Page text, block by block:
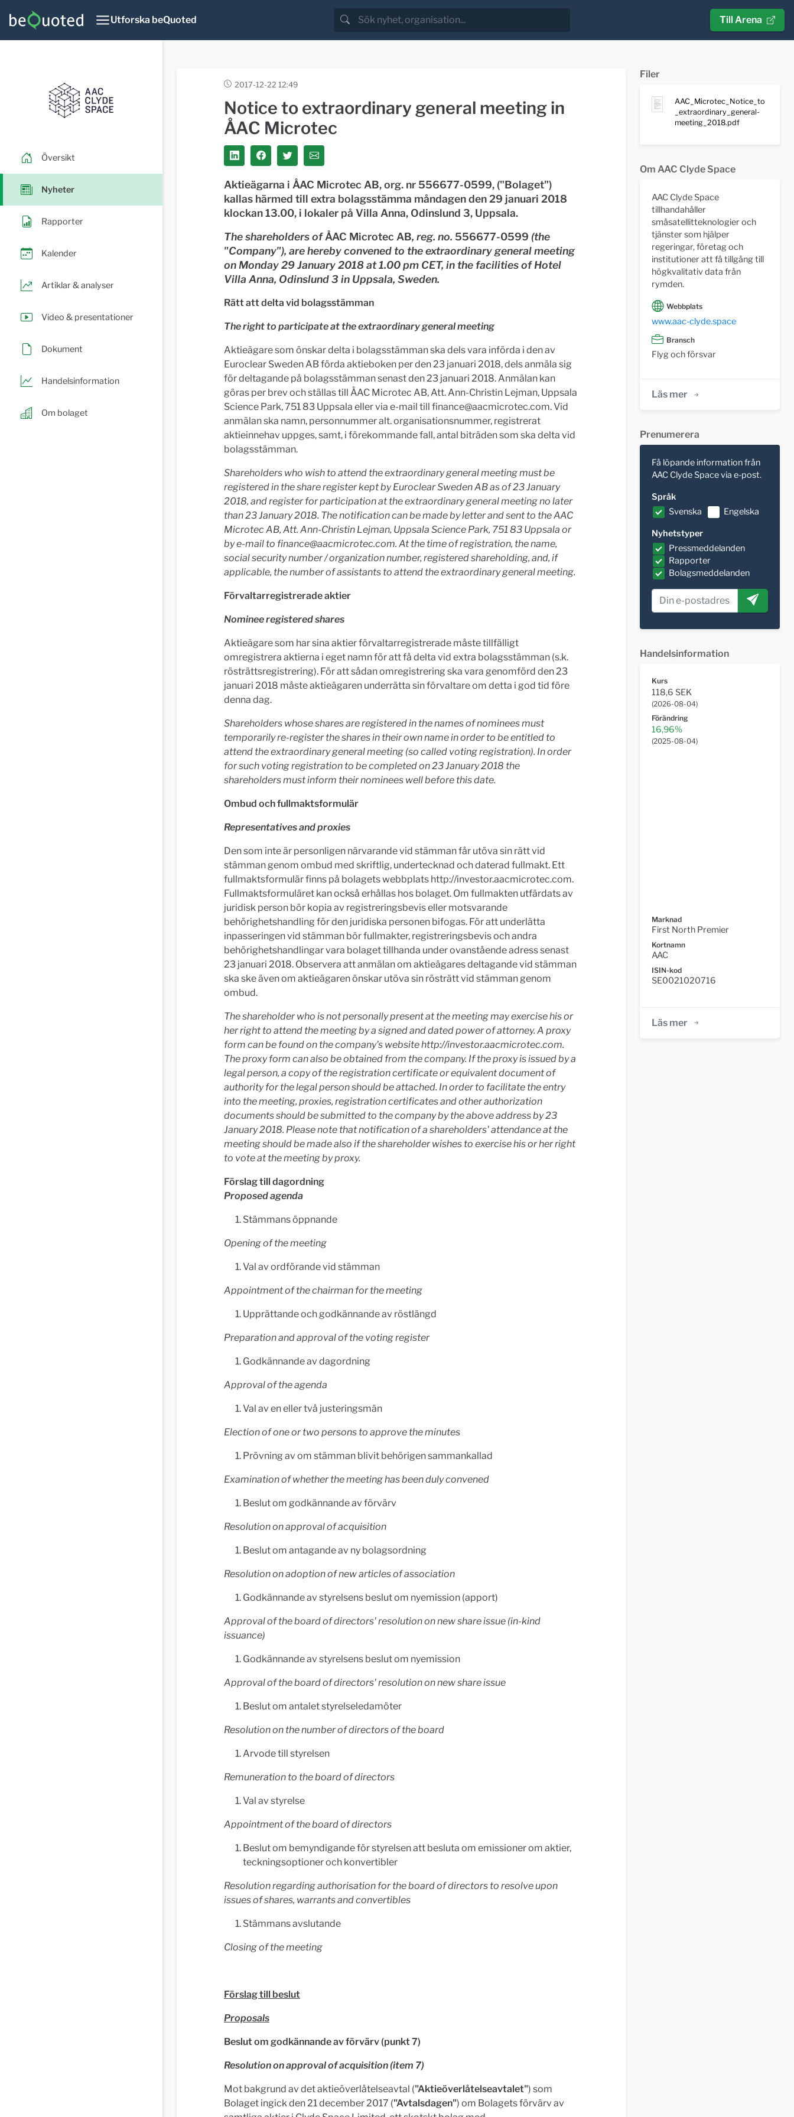
Utforska beQuoted Till Arena
Översikt
Nyheter
Rapporter
Kalender
Artiklar & analyser
Video & presentationer
Dokument
Handelsinformation
Om bolaget
2017-12-22 12:49
Notice to extraordinary general meeting in
ÅAC Microtec
Aktieägarna i ÅAC Microtec AB, org. nr 556677-0599, ("Bolaget")
kallas härmed till extra bolagsstämma måndagen den 29 januari 2018
klockan 13.00, i lokaler på Villa Anna, Odinslund 3, Uppsala.
The shareholders ofÅAC Microtec AB, reg. no. 556677-0599 (the
"Company"), are hereby convened to the extraordinary general meeting
on Monday 29 January 2018 at 1.00 pm CET, in the facilities of Hotel
Villa Anna, Odinslund 3 in Uppsala, Sweden.
Rätt att delta vid bolagsstämman
The right to participate at the extraordinary general meeting
Aktieägare som önskar delta i bolagsstämman ska dels vara införda i den av
Euroclear Sweden AB förda aktieboken per den 23 januari 2018, dels anmäla sig
för deltagande på bolagsstämman senast den 23 januari 2018. Anmälan kan
göras per brev och ställas till ÅAC Microtec AB, Att. Ann-Christin Lejman, Uppsala
Science Park, 751 83 Uppsala eller via e-mail till finance@aacmicrotec.com. Vid
anmälan ska namn, personnummer alt. organisationsnummer, registrerat
aktieinnehav uppges, samt, i förekommande fall, antal biträden som ska delta vid
bolagsstämman.
Shareholders who wish to attend theextraordinary general meetingmust be
registered in the share register keptby Euroclear Sweden AB as of 23 January
2018, and register for participation at theextraordinary general meetingno later
than 23 January 2018. The notification can be made by letter and sent to the AAC
Microtec AB, Att. Ann-Christin Lejman, Uppsala Science Park, 751 83 Uppsala or
by e-mail to finance@aacmicrotec.com. At the time of registration, the name,
social security number / organization number, registered shareholding, and, if
applicable, the number of assistants to attend theextraordinary general meeting.
Förvaltarregistrerade aktier
Nominee registered shares
Aktieägare som har sina aktier förvaltarregistrerade måste tillfälligt
omregistrera aktierna i eget namn för att få delta vid extra bolagsstämman (s.k.
rösträttsregistrering). För att sådan omregistrering ska vara genomförd den 23
januari 2018 måste aktieägaren underrätta sin förvaltare om detta i god tid före
denna dag.
Shareholders whose shares are registered in the names of nominees must
temporarily re-register the shares in their own name in order to be entitled to
attend the extraordinary general meeting (so called voting registration). In order
for such voting registration to be completed on23 January2018 the
shareholders must inform their nominees well before this date.
Ombud och fullmaktsformulär
Representatives and proxies
Den som inte är personligen närvarande vid stämman får utöva sin rätt vid
stämman genom ombud med skriftlig, undertecknad och daterad fullmakt. Ett
fullmaktsformulär finns på bolagets webbplats http://investor.aacmicrotec.com.
Fullmaktsformuläret kan också erhållas hos bolaget. Om fullmakten utfärdats av
juridisk person bör kopia av registreringsbevis eller motsvarande
behörighetshandling för den juridiska personen bifogas. För att underlätta
inpasseringen vid stämman bör fullmakter, registreringsbevis och andra
behörighetshandlingar vara bolaget tillhanda under ovanstående adress senast
23 januari 2018. Observera att anmälan om aktieägares deltagande vid stämman
ska ske även om aktieägaren önskar utöva sin rösträtt vid stämman genom
ombud.
The shareholder who is not personally present at the meeting may exercise his or
her right to attend the meeting by a signed and dated power of attorney. A proxy
form can be found on the company's website http://investor.aacmicrotec.com.
The proxy form can also be obtained from the company. If the proxy is issued by a
legal person, a copy of the registration certificate or equivalent document of
authority for the legal person should be attached. In order to facilitate the entry
into the meeting, proxies, registration certificates and other authorization
documents should be submitted to the company by the above address by 23
January 2018. Please note that notification of a shareholders' attendance at the
meeting should be made also if the shareholder wishes to exercise his or her right
to vote at the meeting by proxy.
Förslag till dagordning
Proposed agenda
Stämmans öppnande
Opening of the meeting
Val av ordförande vid stämman
Appointment of the chairman for the meeting
Upprättande och godkännande av röstlängd
Preparation and approval of the voting register
Godkännande av dagordning
Approval of the agenda
Val av en eller två justeringsmän
Election of one or two persons to approve the minutes
Prövning av om stämman blivit behörigen sammankallad
Examination of whether the meeting has been duly convened
Beslut om godkännande av förvärv
Resolution on approval of acquisition
Beslut om antagande av ny bolagsordning
Resolution on adoption of new articles of association
Godkännande av styrelsens beslut om nyemission (apport)
Approval of the board of directors' resolution on new share issue (in-kind
issuance)
Godkännande av styrelsens beslut om nyemission
Approval of the board of directors' resolution on new share issue
Beslut om antalet styrelseledamöter
Resolution on the number of directors of the board
Arvode till styrelsen
Remuneration to the board of directors
Val av styrelse
Appointment of the board of directors
Beslut om bemyndigande för styrelsen att besluta om emissioner om aktier,
teckningsoptioner och konvertibler
Resolution regarding authorisation for the board of directors to resolve upon
issues of shares, warrants and convertibles
Stämmans avslutande
Closing of the meeting
Förslag till beslut
Proposals
Beslut om godkännande av förvärv (punkt 7)
Resolution on approval of acquisition (item 7)
Mot bakgrund av det aktieöverlåtelseavtal ("Aktieöverlåtelseavtalet") som
Bolaget ingick den 21 december 2017 ("Avtalsdagen") om Bolagets förvärv av
Filer
AAC_Microtec_Notice_to
_extraordinary_general-
meeting_2018.pdf
Om AAC Clyde Space
AAC Clyde Space
tillhandahåller
småsatellitteknologier och
tjänster som hjälper
regeringar, företag och
institutioner att få tillgång till
högkvalitativ data från
rymden.
Webbplats
www.aac-clyde.space
Bransch
Flyg och försvar
Läs mer
Prenumerera
Få löpande information från
AAC Clyde Space via e-post.
Språk
Svenska
Engelska
Nyhetstyper
Pressmeddelanden
Rapporter
Bolagsmeddelanden
Handelsinformation
Kurs
118,6 SEK
(2026-08-04)
Förändring
16,96%
(2025-08-04)
Marknad
First North Premier
Kortnamn
AAC
ISIN-kod
SE0021020716
Läs mer